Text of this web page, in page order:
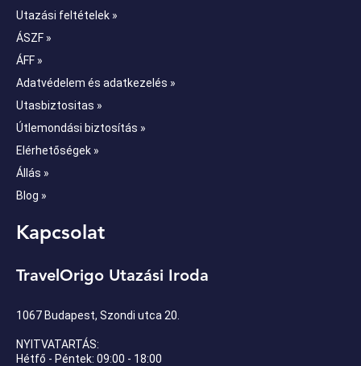
Utazási feltételek »
ÁSZF »
ÁFF »
Adatvédelem és adatkezelés »
Utasbiztositas »
Útlemondási biztosítás »
Elérhetőségek »
Állás »
Blog »
Kapcsolat
TravelOrigo Utazási Iroda
1067 Budapest, Szondi utca 20.
NYITVATARTÁS:
Hétfő - Péntek: 09:00 - 18:00